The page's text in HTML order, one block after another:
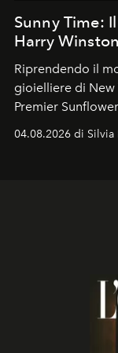
Sunny Time:
Harry
Riprendendo il
gioielliere di New
Premier
04.08.2026 di Silvia